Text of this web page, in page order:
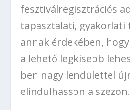
fesztiválregisztrációs
tapasztalati, gyakorlati
annak érdekében,
a lehető legkisebb
ben nagy lendülettel
elindulhasson a szezon.